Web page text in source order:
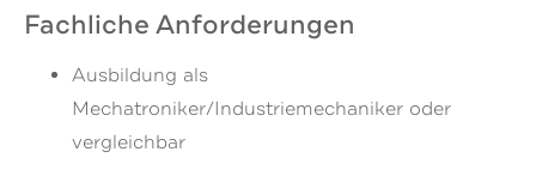
Fachliche Anforderungen
Ausbildung als
Mechatroniker/Industriemechaniker oder
vergleichbar